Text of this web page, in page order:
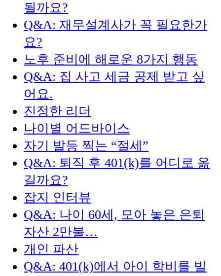
될까요?
Q&A: 재무설계사가 꼭 필요한가
요?
노후 준비에 해로운 8가지 행동
Q&A: 집 사고 세금 공제 받고 싶
어요.
진정한 리더
나이별 어드바이스
자기 발등 찍는 “절세”
Q&A: 퇴직 후 401(k)를 어디로 옮
길까요?
잡지 인터뷰
Q&A: 나이 60세, 모아 놓은 은퇴
자산 2만불…
개인 파산
Q&A: 401(k)에서 아이 학비를 빌